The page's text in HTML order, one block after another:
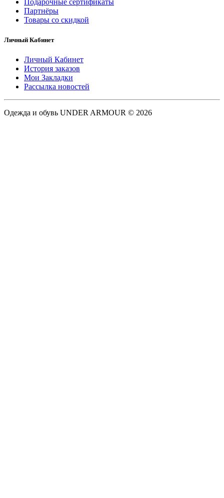
Подарочные сертификаты
Партнёры
Товары со скидкой
Личный Кабинет
Личный Кабинет
История заказов
Мои Закладки
Рассылка новостей
Одежда и обувь UNDER ARMOUR © 2026